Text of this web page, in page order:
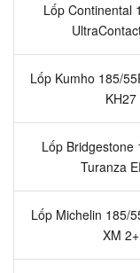
Lốp Continental
Lốp Kumho 185/
KH27
Lốp Bridgestone
Turanza
Lốp Michelin 185/
XM 2+